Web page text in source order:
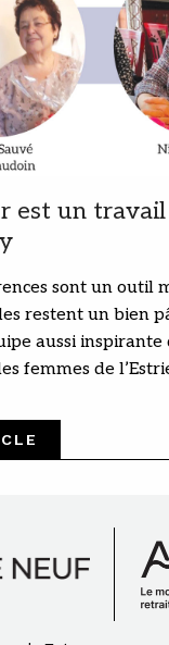
est un travail
sont un outil
restent un bien
aussi
femmes de